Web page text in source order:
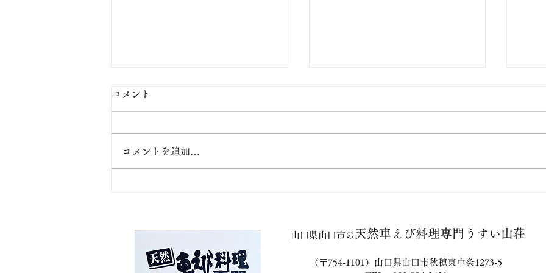
案内。
「天
コメント
コメントを追加…
山口県山口市の 天然車えび料理専門うすい山荘
（〒754-1101）山口県山口市秋穂東中条1273-5